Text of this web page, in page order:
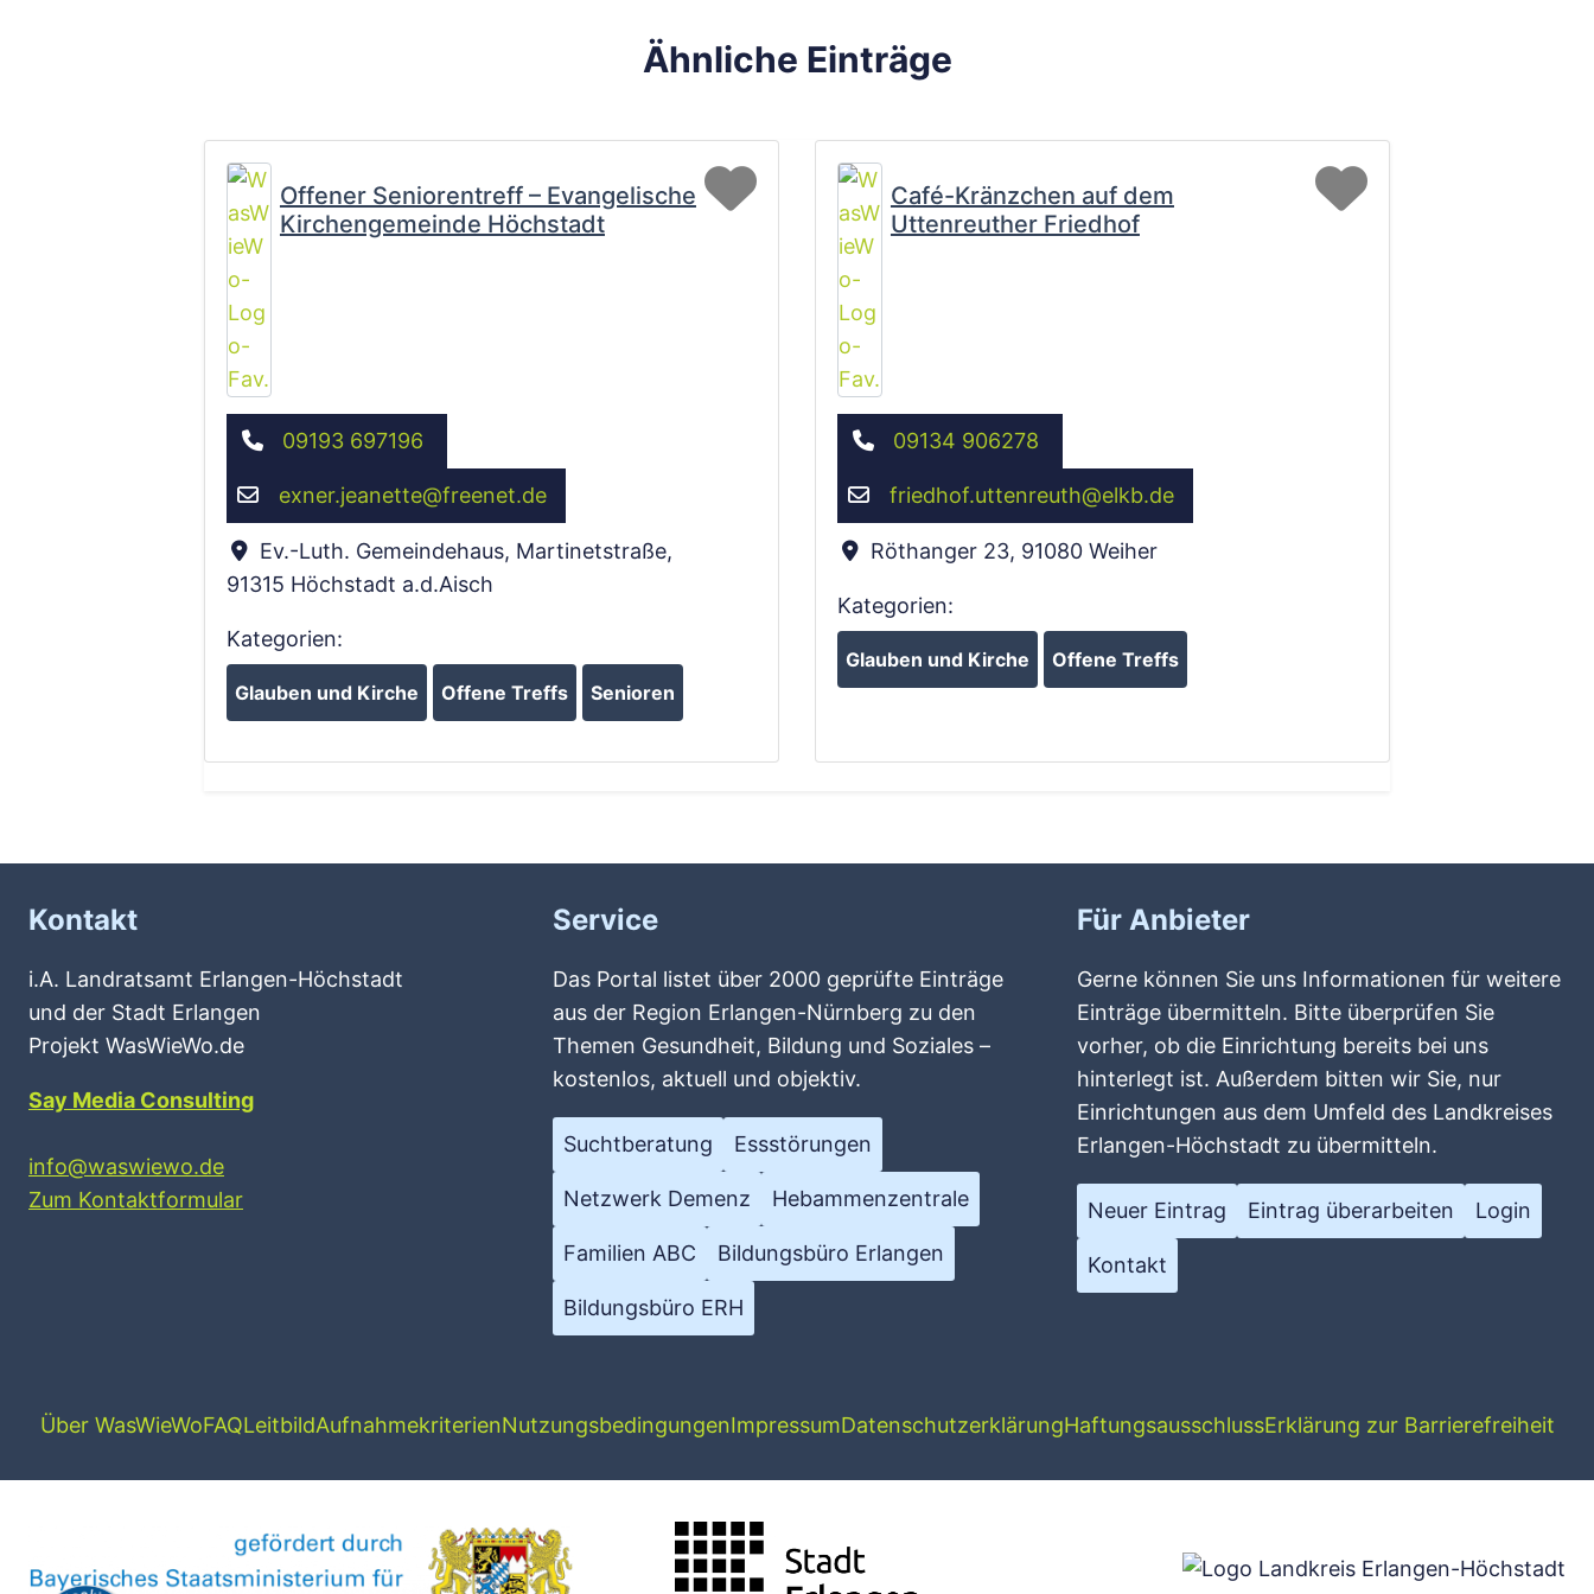
Ähnliche Einträge
Offener Seniorentreff – Evangelische
Kirchengemeinde Höchstadt
Favorit
09193 697196
exner.jeanette@freenet.de
Ev.-Luth. Gemeindehaus, Martinetstraße,
91315 Höchstadt a.d.Aisch
Kategorien:
Glauben und Kirche Offene Treffs Senioren
Café-Kränzchen auf dem
Uttenreuther Friedhof
Favorit
09134 906278
friedhof.uttenreuth@elkb.de
Röthanger 23, 91080 Weiher
Kategorien:
Glauben und Kirche Offene Treffs
Kontakt
i.A. Landratsamt Erlangen-Höchstadt
und der Stadt Erlangen
Projekt WasWieWo.de
Say Media Consulting
info@waswiewo.de
Zum Kontaktformular
Service
Das Portal listet über 2000 geprüfte Einträge
aus der Region Erlangen-Nürnberg zu den
Themen Gesundheit, Bildung und Soziales –
kostenlos, aktuell und objektiv.
Suchtberatung Essstörungen
Netzwerk Demenz Hebammenzentrale
Familien ABC Bildungsbüro Erlangen
Bildungsbüro ERH
Für Anbieter
Gerne können Sie uns Informationen für weitere
Einträge übermitteln. Bitte überprüfen Sie
vorher, ob die Einrichtung bereits bei uns
hinterlegt ist. Außerdem bitten wir Sie, nur
Einrichtungen aus dem Umfeld des Landkreises
Erlangen-Höchstadt zu übermitteln.
Neuer Eintrag Eintrag überarbeiten Login
Kontakt
Über WasWieWoFAQLeitbildAufnahmekriterienNutzungsbedingungenImpressumDatenschutzerklärungHaftungsausschlussErklärung zur Barrierefreiheit